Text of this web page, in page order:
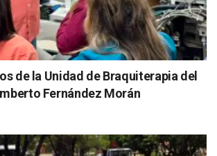
de la Unidad de Braquiterapia del
Fernández Morán